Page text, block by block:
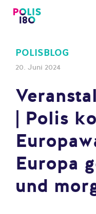
Zum
Inhalt
POLISBLOG
20. Juni 2024
| Polis
Europa
und